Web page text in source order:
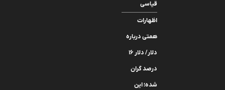
قیاسی
اظهارات
همتی درباره
دلار/ دلار ۱۶
درصد گران
شده؛ این